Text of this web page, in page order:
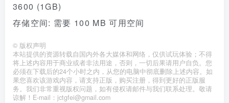
3600 (1GB)
存储空间: 需要 100 MB 可用空间
© 版权声明
本站提供的资源转载自国内外各大媒体和网络，仅供试玩体验；不得
将上述内容用于商业或者非法用途，否则，一切后果请用户自负。您
必须在下载后的24个小时之内，从您的电脑中彻底删除上述内容。如
果您喜欢该游戏内容，请支持正版，购买注册，得到更好的正版服
务。我们非常重视版权问题，如有侵权请邮件与我们联系处理。敬请
谅解！E-mail：jctgfei@gmail.com